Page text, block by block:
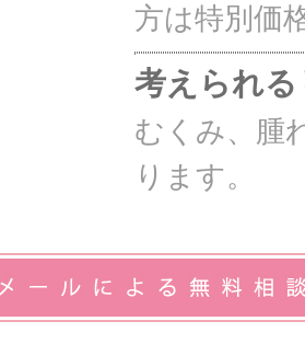
方は特別価
考えられ
むくみ、腫
ります。